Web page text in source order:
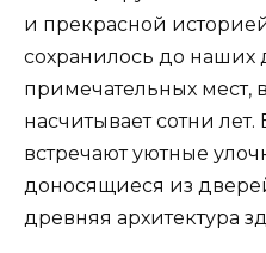
и прекрасной
сохранилось до наших
примечательных мест,
насчитывает сотни
встречают уютные
доносящиеся из
древняя архитектура